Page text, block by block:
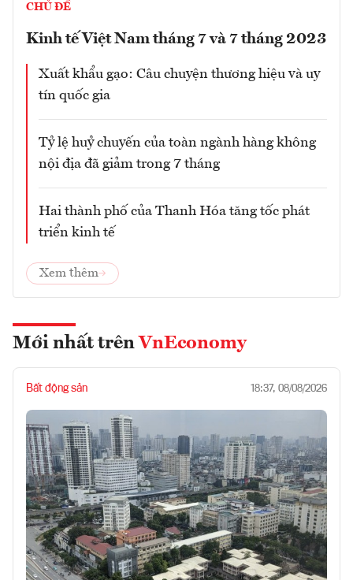
CHỦ ĐỀ
Kinh tế Việt Nam tháng 7 và 7 tháng 2023
Xuất khẩu gạo: Câu chuyện thương hiệu và uy
tín quốc gia
Tỷ lệ huỷ chuyến của toàn ngành hàng không
nội địa đã giảm trong 7 tháng
Hai thành phố của Thanh Hóa tăng tốc phát
triển kinh tế
Xem thêm
Mới nhất trên VnEconomy
Bất động sản 18:37, 08/08/2026